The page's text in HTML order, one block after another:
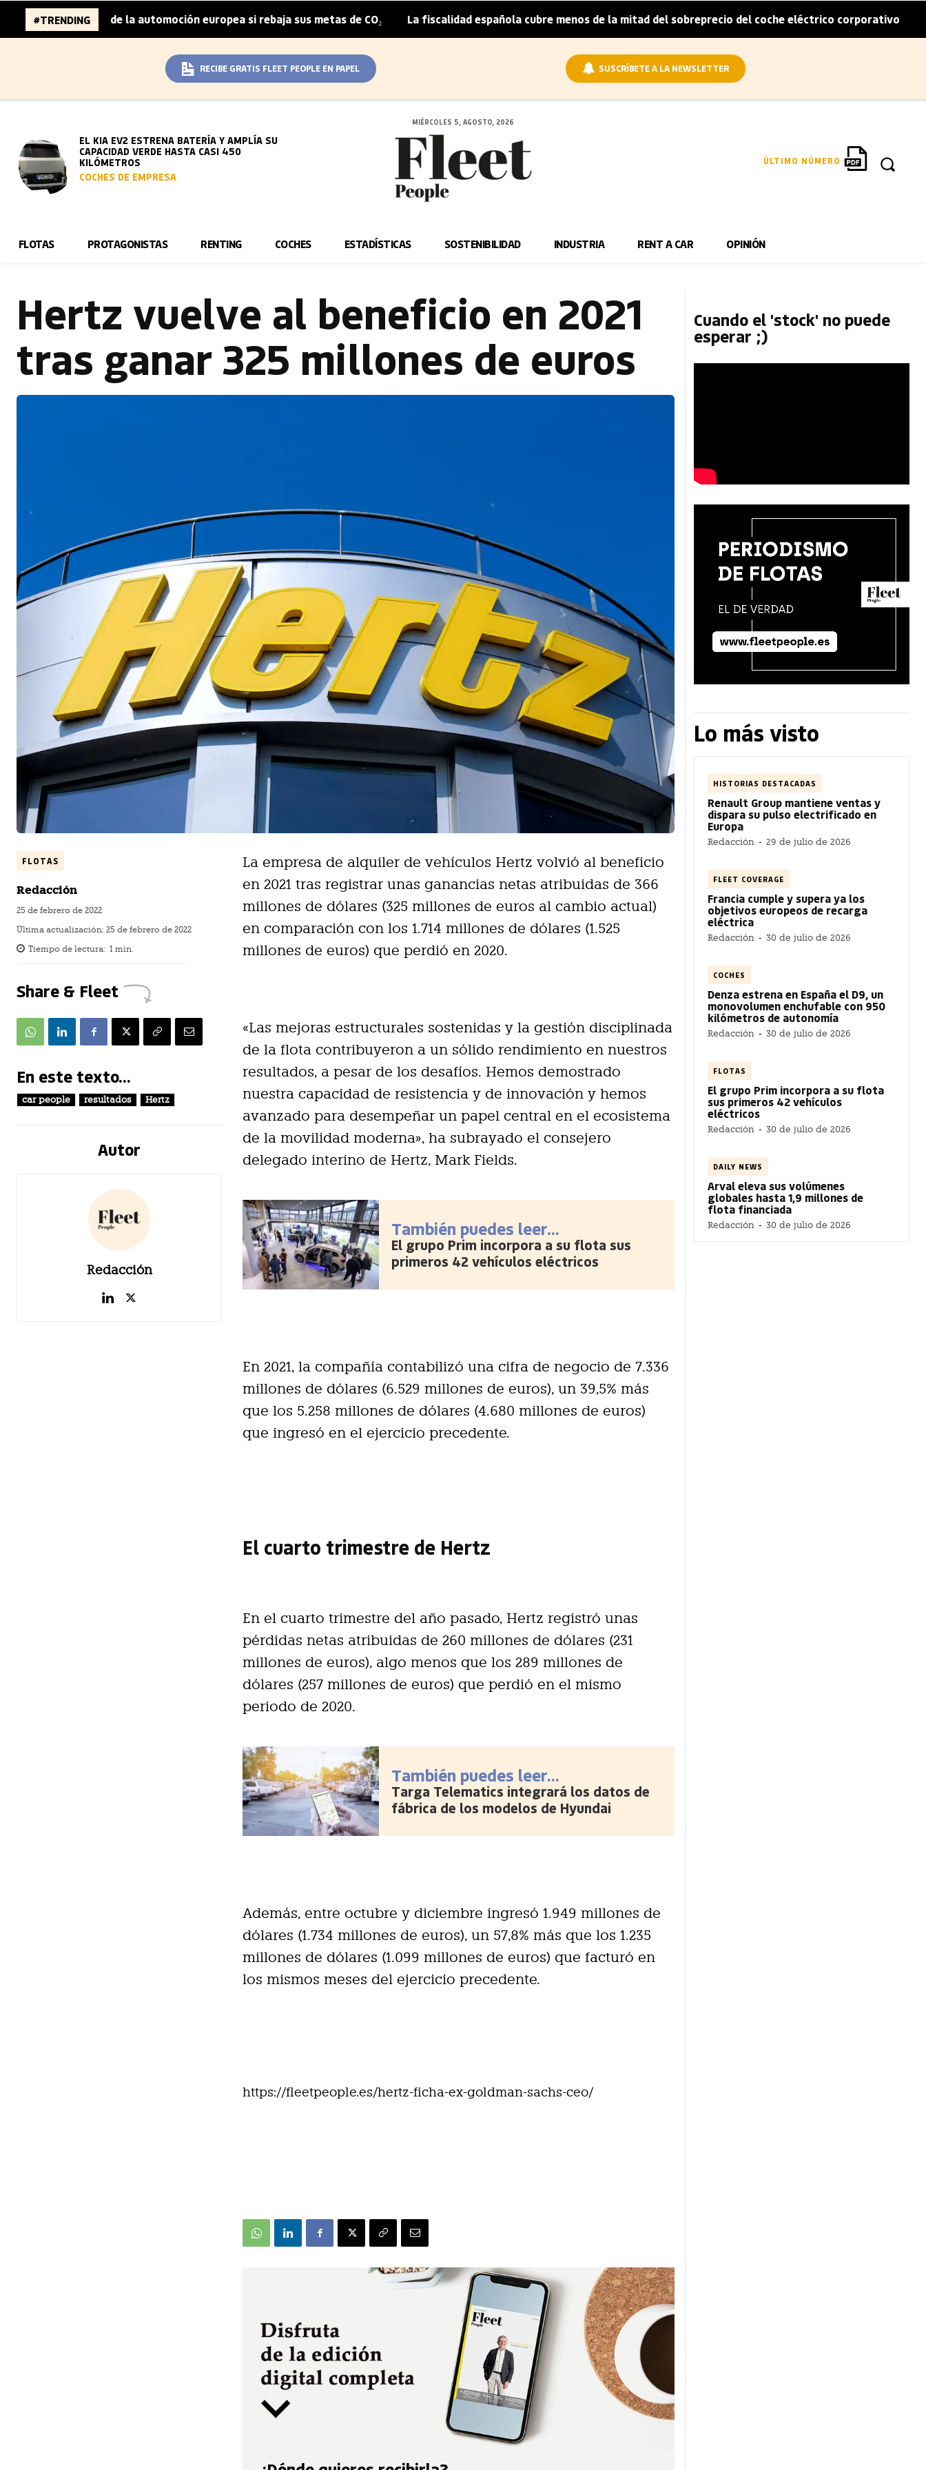
#TRENDING
de la automoción europea si rebaja sus metas de CO₂ | La fiscalidad española cubre menos de la mitad del sobreprecio del coche eléctrico corporativo | Arval
RECIBE GRATIS FLEET PEOPLE EN PAPEL SUSCRÍBETE A LA NEWSLETTER
EL KIA EV2 ESTRENA BATERÍA Y AMPLÍA SU
CAPACIDAD VERDE HASTA CASI 450
KILÓMETROS
COCHES DE EMPRESA
MIÉRCOLES 5, AGOSTO, 2026
ÚLTIMO NÚMERO
FLOTAS PROTAGONISTAS RENTING COCHES ESTADÍSTICAS SOSTENIBILIDAD INDUSTRIA RENT A CAR OPINIÓN
Hertz vuelve al beneficio en 2021
tras ganar 325 millones de euros
FLOTAS
Redacción
25 de febrero de 2022
Última actualización: 25 de febrero de 2022
Tiempo de lectura: 1 min.
Share & Fleet
En este texto...
car people resultados Hertz
Autor
Redacción
La empresa de alquiler de vehículos Hertz volvió al beneficio
en 2021 tras registrar unas ganancias netas atribuidas de 366
millones de dólares (325 millones de euros al cambio actual)
en comparación con los 1.714 millones de dólares (1.525
millones de euros) que perdió en 2020.
«Las mejoras estructurales sostenidas y la gestión disciplinada
de la flota contribuyeron a un sólido rendimiento en nuestros
resultados, a pesar de los desafíos. Hemos demostrado
nuestra capacidad de resistencia y de innovación y hemos
avanzado para desempeñar un papel central en el ecosistema
de la movilidad moderna», ha subrayado el consejero
delegado interino de Hertz, Mark Fields.
También puedes leer...
El grupo Prim incorpora a su flota sus
primeros 42 vehículos eléctricos
En 2021, la compañía contabilizó una cifra de negocio de 7.336
millones de dólares (6.529 millones de euros), un 39,5% más
que los 5.258 millones de dólares (4.680 millones de euros)
que ingresó en el ejercicio precedente.
El cuarto trimestre de Hertz
En el cuarto trimestre del año pasado, Hertz registró unas
pérdidas netas atribuidas de 260 millones de dólares (231
millones de euros), algo menos que los 289 millones de
dólares (257 millones de euros) que perdió en el mismo
periodo de 2020.
También puedes leer...
Targa Telematics integrará los datos de
fábrica de los modelos de Hyundai
Además, entre octubre y diciembre ingresó 1.949 millones de
dólares (1.734 millones de euros), un 57,8% más que los 1.235
millones de dólares (1.099 millones de euros) que facturó en
los mismos meses del ejercicio precedente.
https://fleetpeople.es/hertz-ficha-ex-goldman-sachs-ceo/
Cuando el 'stock' no puede
esperar ;)
Lo más visto
HISTORIAS DESTACADAS
Renault Group mantiene ventas y
dispara su pulso electrificado en
Europa
Redacción - 29 de julio de 2026
FLEET COVERAGE
Francia cumple y supera ya los
objetivos europeos de recarga
eléctrica
Redacción - 30 de julio de 2026
COCHES
Denza estrena en España el D9, un
monovolumen enchufable con 950
kilómetros de autonomía
Redacción - 30 de julio de 2026
FLOTAS
El grupo Prim incorpora a su flota
sus primeros 42 vehículos
eléctricos
Redacción - 30 de julio de 2026
DAILY NEWS
Arval eleva sus volúmenes
globales hasta 1,9 millones de
flota financiada
Redacción - 30 de julio de 2026